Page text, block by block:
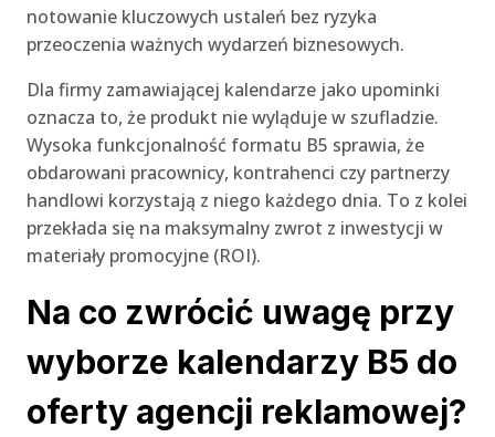
notowanie kluczowych ustaleń bez ryzyka
przeoczenia ważnych wydarzeń biznesowych.
Dla firmy zamawiającej kalendarze jako upominki
oznacza to, że produkt nie wyląduje w szufladzie.
Wysoka funkcjonalność formatu B5 sprawia, że
obdarowani pracownicy, kontrahenci czy partnerzy
handlowi korzystają z niego każdego dnia. To z kolei
przekłada się na maksymalny zwrot z inwestycji w
materiały promocyjne (ROI).
Na co zwrócić uwagę przy
wyborze kalendarzy B5 do
oferty agencji reklamowej?